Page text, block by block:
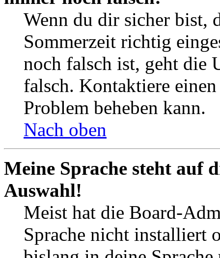
Wenn du dir sicher bist,
Sommerzeit richtig
noch falsch ist, geht die
falsch. Kontaktiere
Problem beheben kann.
Nach oben
Meine Sprache steht auf
Auswahl!
Meist hat die Board-
Sprache nicht installiert